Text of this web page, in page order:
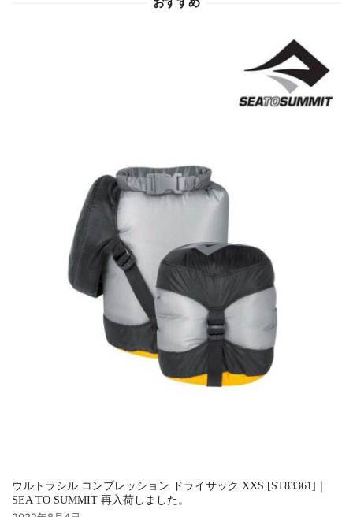
ウルトラシル コンプレッション ドライサック XXS [ST83361]｜
SEA TO SUMMIT 再入荷しました。